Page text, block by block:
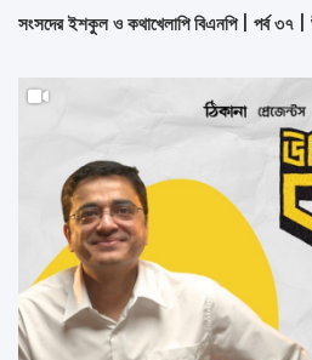
সংসদের ইশকুল ও কথাখেলাপি বিএনপি | পর্ব ৩৭ |